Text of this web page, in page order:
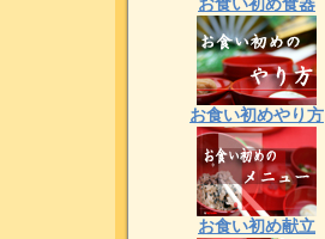
お食い初め食器
お食い初めやり方
お食い初め献立